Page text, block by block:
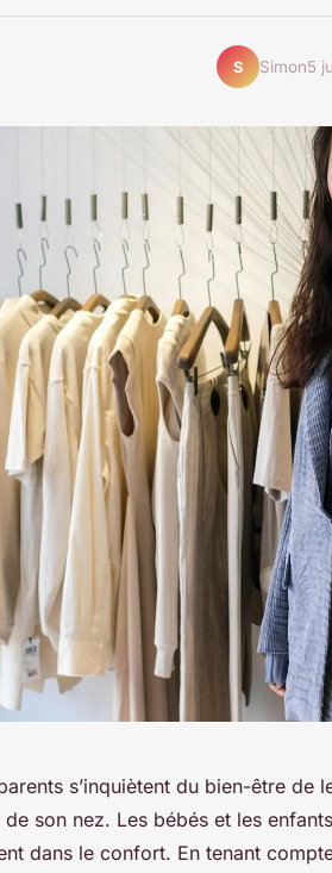
S Simon5
s’inquiètent du bien-être de
de son nez. Les bébés et les
dans le confort. En tenant